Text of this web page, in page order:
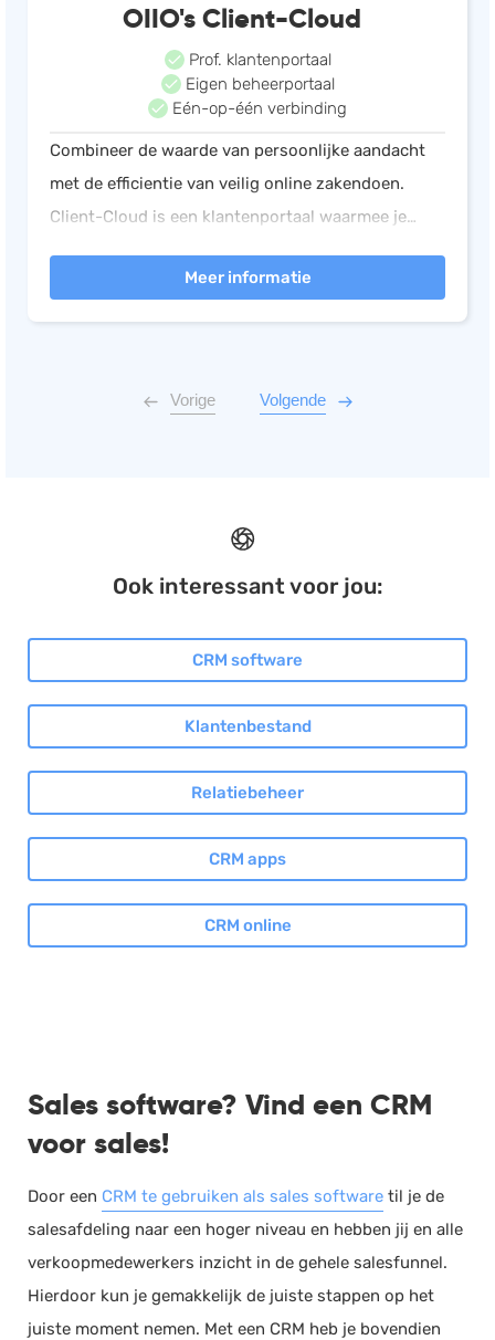
OIIO's Client-Cloud
Prof. klantenportaal
Eigen beheerportaal
Eén-op-één verbinding
Combineer de waarde van persoonlijke aandacht
met de efficientie van veilig online zakendoen.
Client-Cloud is een klantenportaal waarmee je
standaard inbegrepen modules.
Meer informatie
Vorige Volgende
Ook interessant voor jou:
CRM software
Klantenbestand
Relatiebeheer
CRM apps
CRM online
Sales software? Vind een CRM
voor sales!
Door een CRM te gebruiken als sales software til je de
salesafdeling naar een hoger niveau en hebben jij en alle
verkoopmedewerkers inzicht in de gehele salesfunnel.
Hierdoor kun je gemakkelijk de juiste stappen op het
juiste moment nemen. Met een CRM heb je bovendien